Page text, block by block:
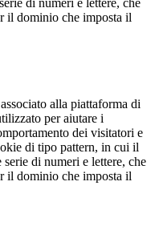
di numeri e lettere, che
il dominio che imposta il
alla piattaforma di
per aiutare i
dei visitatori e
di tipo pattern, in cui il
di numeri e lettere, che
il dominio che imposta il